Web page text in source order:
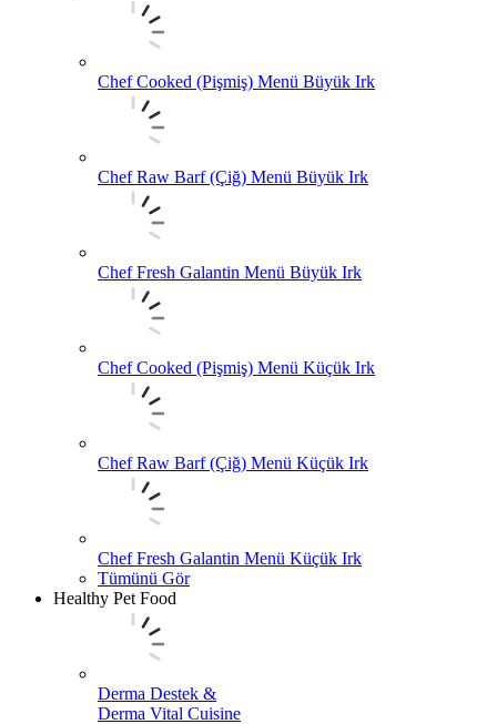
Chef Cooked (Pişmiş) Menü Büyük Irk
Chef Raw Barf (Çiğ) Menü Büyük Irk
Chef Fresh Galantin Menü Büyük Irk
Chef Cooked (Pişmiş) Menü Küçük Irk
Chef Raw Barf (Çiğ) Menü Küçük Irk
Chef Fresh Galantin Menü Küçük Irk
Tümünü Gör
Healthy Pet Food
Derma Destek &
Derma Vital Cuisine